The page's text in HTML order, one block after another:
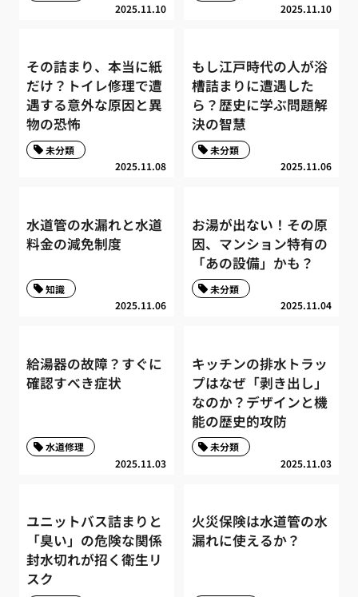
2025.11.10 2025.11.10
その詰まり、本当に紙
だけ？トイレ修理で遭
遇する意外な原因と異
物の恐怖
2025.11.08
未分類
もし江戸時代の人が浴
槽詰まりに遭遇した
ら？歴史に学ぶ問題解
決の智慧
2025.11.06
未分類
水道管の水漏れと水道
料金の減免制度
2025.11.06
知識
お湯が出ない！その原
因、マンション特有の
「あの設備」かも？
2025.11.04
未分類
給湯器の故障？すぐに
確認すべき症状
2025.11.03
水道修理
キッチンの排水トラッ
プはなぜ「剥き出し」
なのか？デザインと機
能の歴史的攻防
2025.11.03
未分類
ユニットバス詰まりと
「臭い」の危険な関係
封水切れが招く衛生リ
スク
火災保険は水道管の水
漏れに使えるか？